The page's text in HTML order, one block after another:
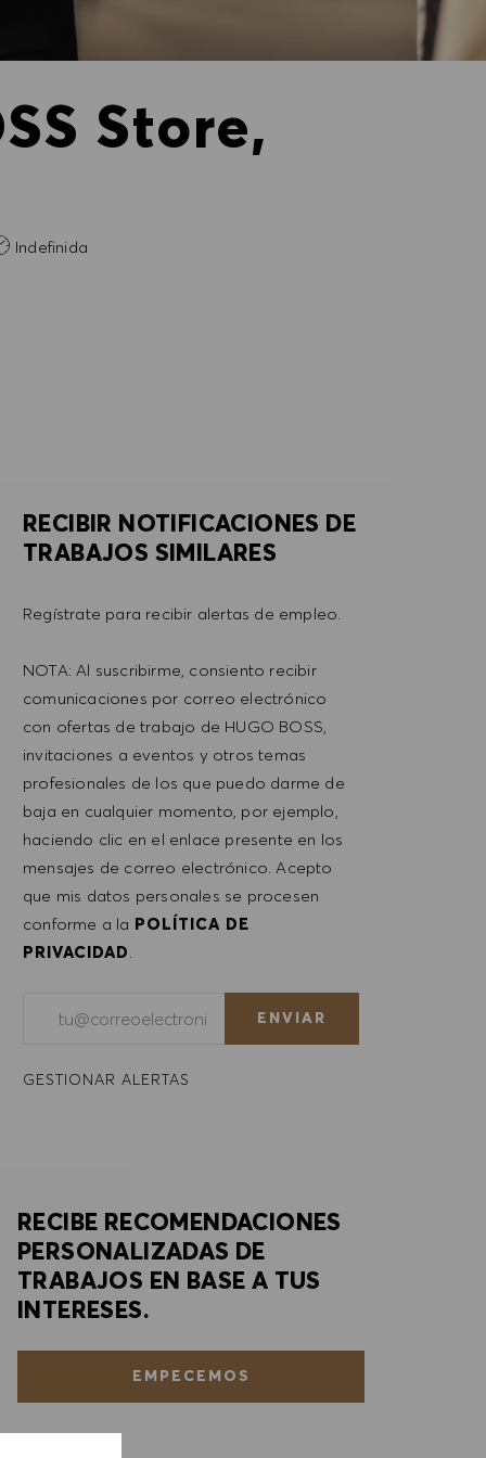
Store,
Indefinida
RECIBIR NOTIFICACIONES DE
TRABAJOS SIMILARES
Regístrate para recibir alertas de empleo.
NOTA: Al suscribirme, consiento recibir
comunicaciones por correo electrónico
con ofertas de trabajo de HUGO BOSS,
invitaciones a eventos y otros temas
profesionales de los que puedo darme de
baja en cualquier momento, por ejemplo,
haciendo clic en el enlace presente en los
mensajes de correo electrónico. Acepto
que mis datos personales se procesen
conforme a la POLÍTICA DE
PRIVACIDAD
ENVIAR
GESTIONAR ALERTAS
RECIBE RECOMENDACIONES
PERSONALIZADAS DE
TRABAJOS EN BASE A TUS
INTERESES.
EMPECEMOS